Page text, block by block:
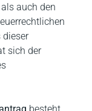
auch den
dieser
sich der